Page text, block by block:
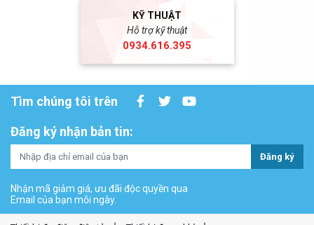
KỸ THUẬT
Hỗ trợ kỹ thuật
0934.616.395
Tìm chúng tôi trên
Đăng ký nhận bản tin:
Đăng ký
Nhận mã giảm giá, ưu đãi độc quyền qua
Email của bạn mỗi ngày.